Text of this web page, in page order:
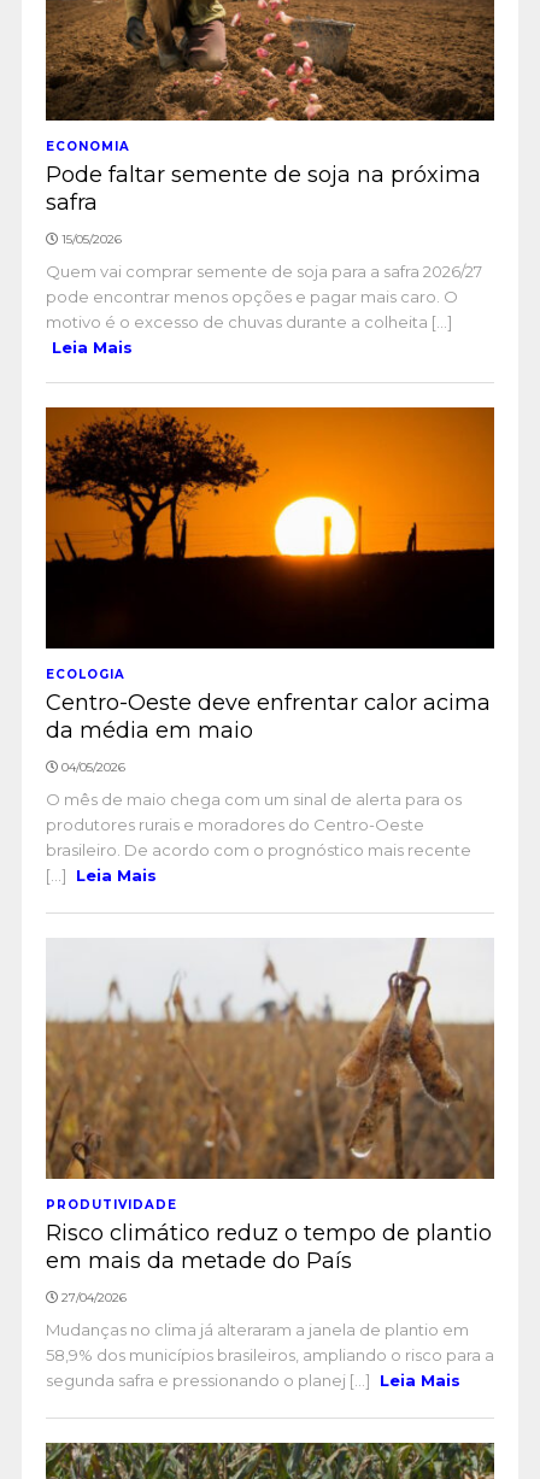
ECONOMIA
Pode faltar semente de soja na próxima
safra
15/05/2026
Quem vai comprar semente de soja para a safra 2026/27
pode encontrar menos opções e pagar mais caro. O
motivo é o excesso de chuvas durante a colheita [...]
Leia Mais
ECOLOGIA
Centro-Oeste deve enfrentar calor acima
da média em maio
04/05/2026
O mês de maio chega com um sinal de alerta para os
produtores rurais e moradores do Centro-Oeste
brasileiro. De acordo com o prognóstico mais recente
[...]
Leia Mais
PRODUTIVIDADE
Risco climático reduz o tempo de plantio
em mais da metade do País
27/04/2026
Mudanças no clima já alteraram a janela de plantio em
58,9% dos municípios brasileiros, ampliando o risco para a
segunda safra e pressionando o planej [...]
Leia Mais